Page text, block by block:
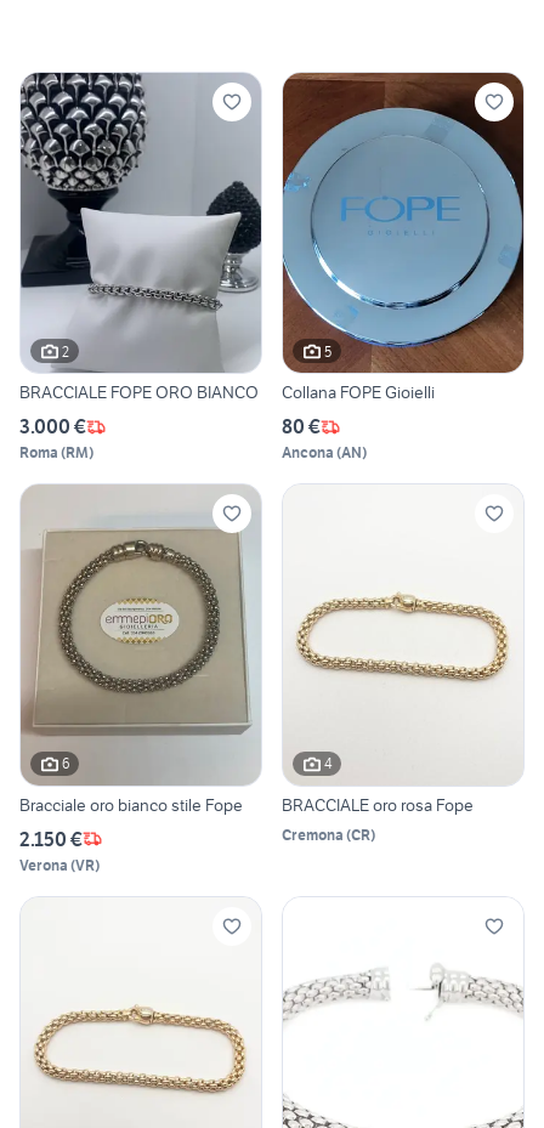
2
BRACCIALE FOPE ORO BIANCO
3.000 €
Roma (RM)
5
Collana FOPE Gioielli
80 €
Ancona (AN)
6
Bracciale oro bianco stile Fope
2.150 €
Verona (VR)
4
BRACCIALE oro rosa Fope
Cremona (CR)